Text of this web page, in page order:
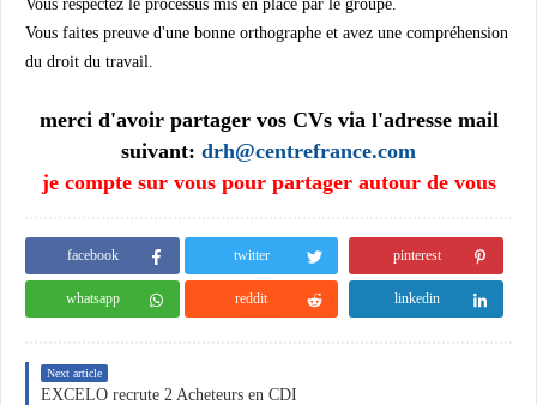
Vous respectez le processus mis en place par le groupe.
Vous faites preuve d'une bonne orthographe et avez une compréhension
du droit du travail.
merci d'avoir partager vos CVs via l'adresse mail
suivant: drh@centrefrance.com
je compte sur vous pour partager autour de vous
facebook twitter pinterest
whatsapp reddit linkedin
Next article
EXCELO recrute 2 Acheteurs en CDI